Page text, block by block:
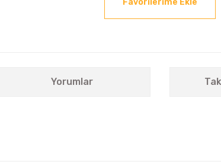
Yorumlar